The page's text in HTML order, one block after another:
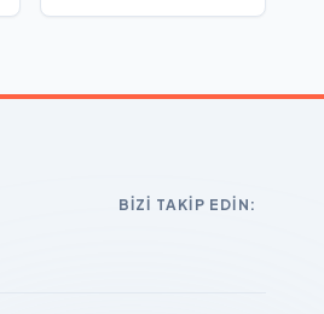
BIZI TAKIP EDIN: